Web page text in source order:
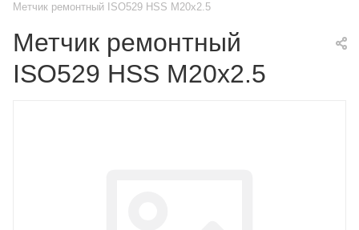
Метчик ремонтный ISO529 HSS M20x2.5
Метчик ремонтный
ISO529 HSS M20x2.5